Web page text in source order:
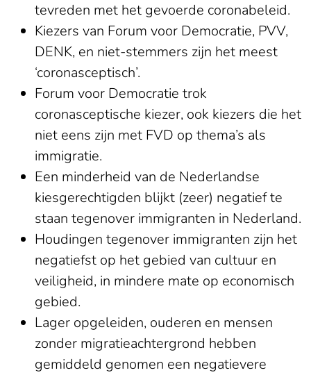
tevreden met het gevoerde coronabeleid.
Kiezers van Forum voor Democratie, PVV,
DENK, en niet-stemmers zijn het meest
‘coronasceptisch’.
Forum voor Democratie trok
coronasceptische kiezer, ook kiezers die het
niet eens zijn met FVD op thema’s als
immigratie.
Een minderheid van de Nederlandse
kiesgerechtigden blijkt (zeer) negatief te
staan tegenover immigranten in Nederland.
Houdingen tegenover immigranten zijn het
negatiefst op het gebied van cultuur en
veiligheid, in mindere mate op economisch
gebied.
Lager opgeleiden, ouderen en mensen
zonder migratieachtergrond hebben
gemiddeld genomen een negatievere